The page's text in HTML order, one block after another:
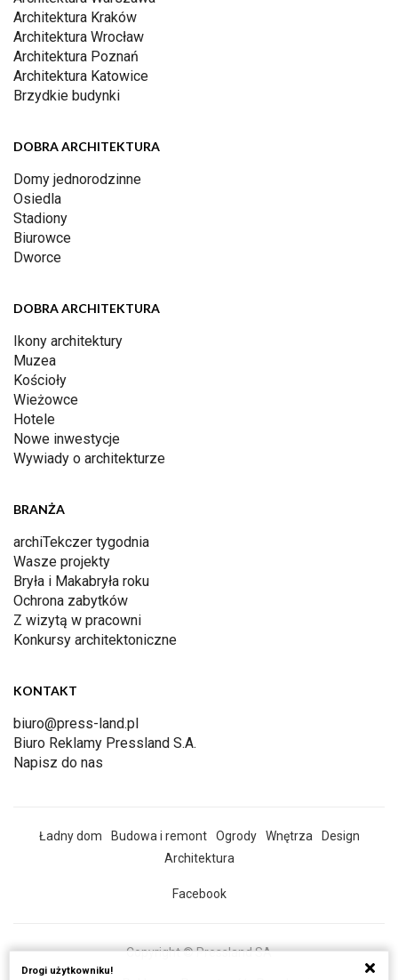
Architektura Kraków
Architektura Wrocław
Architektura Poznań
Architektura Katowice
Brzydkie budynki
DOBRA ARCHITEKTURA
Domy jednorodzinne
Osiedla
Stadiony
Biurowce
Dworce
DOBRA ARCHITEKTURA
Ikony architektury
Muzea
Kościoły
Wieżowce
Hotele
Nowe inwestycje
Wywiady o architekturze
BRANŻA
archiTekczer tygodnia
Wasze projekty
Bryła i Makabryła roku
Ochrona zabytków
Z wizytą w pracowni
Konkursy architektoniczne
KONTAKT
biuro@press-land.pl
Biuro Reklamy Pressland S.A.
Napisz do nas
Ładny dom Budowa i remont Ogrody Wnętrza
Design
Architektura
Facebook
Copyright © Pressland SA
Drogi użytkowniku!